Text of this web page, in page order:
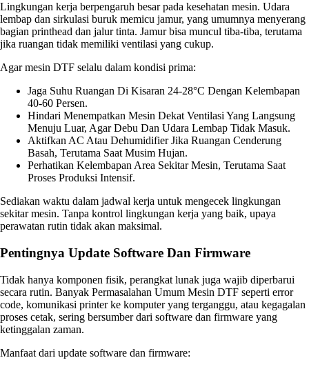
Lingkungan kerja berpengaruh besar pada kesehatan mesin. Udara
lembap dan sirkulasi buruk memicu jamur, yang umumnya menyerang
bagian printhead dan jalur tinta. Jamur bisa muncul tiba-tiba, terutama
jika ruangan tidak memiliki ventilasi yang cukup.
Agar mesin DTF selalu dalam kondisi prima:
Jaga Suhu Ruangan Di Kisaran 24-28°C Dengan Kelembapan
40-60 Persen.
Hindari Menempatkan Mesin Dekat Ventilasi Yang Langsung
Menuju Luar, Agar Debu Dan Udara Lembap Tidak Masuk.
Aktifkan AC Atau Dehumidifier Jika Ruangan Cenderung
Basah, Terutama Saat Musim Hujan.
Perhatikan Kelembapan Area Sekitar Mesin, Terutama Saat
Proses Produksi Intensif.
Sediakan waktu dalam jadwal kerja untuk mengecek lingkungan
sekitar mesin. Tanpa kontrol lingkungan kerja yang baik, upaya
perawatan rutin tidak akan maksimal.
Pentingnya Update Software Dan Firmware
Tidak hanya komponen fisik, perangkat lunak juga wajib diperbarui
secara rutin. Banyak Permasalahan Umum Mesin DTF seperti error
code, komunikasi printer ke komputer yang terganggu, atau kegagalan
proses cetak, sering bersumber dari software dan firmware yang
ketinggalan zaman.
Manfaat dari update software dan firmware: